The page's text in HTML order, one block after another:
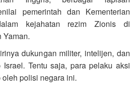
pemerintah dan Kementerian
kejahatan rezim Zionis di
Yaman.
dukungan militer, intelijen, dan
Tentu saja, para pelaku aksi
polisi negara ini.